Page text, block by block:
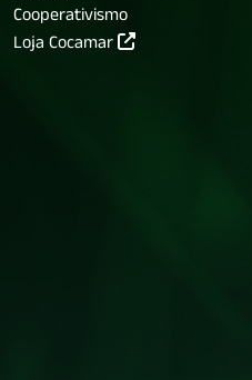
Cooperativismo
Loja Cocamar